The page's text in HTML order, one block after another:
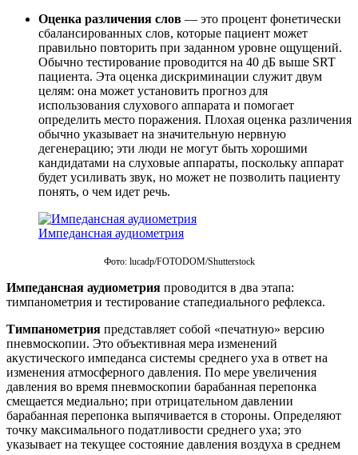
Оценка различения слов — это процент фонетически
сбалансированных слов, которые пациент может
правильно повторить при заданном уровне ощущений.
Обычно тестирование проводится на 40 дБ выше SRT
пациента. Эта оценка дискриминации служит двум
целям: она может установить прогноз для
использования слухового аппарата и помогает
определить место поражения. Плохая оценка различения
обычно указывает на значительную нервную
дегенерацию; эти люди не могут быть хорошими
кандидатами на слуховые аппараты, поскольку аппарат
будет усиливать звук, но может не позволить пациенту
понять, о чем идет речь.
Импедансная аудиометрия
Фото: lucadp/FOTODOM/Shutterstoсk
Импедансная аудиометрия проводится в два этапа:
тимпанометрия и тестирование стапедиального рефлекса.
Тимпанометрия представляет собой «печатную» версию
пневмоскопии. Это объективная мера изменений
акустического импеданса системы среднего уха в ответ на
изменения атмосферного давления. По мере увеличения
давления во время пневмоскопии барабанная перепонка
смещается медиально; при отрицательном давлении
барабанная перепонка выпячивается в стороны. Определяют
точку максимального податливости среднего уха; это
указывает на текущее состояние давления воздуха в среднем